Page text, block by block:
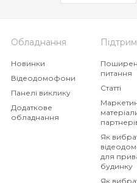
Обладнання
Новинки
Відеодомофони
Панелі виклику
Додаткове
обладнання
питання
Статті
Як
для
будинку
Як